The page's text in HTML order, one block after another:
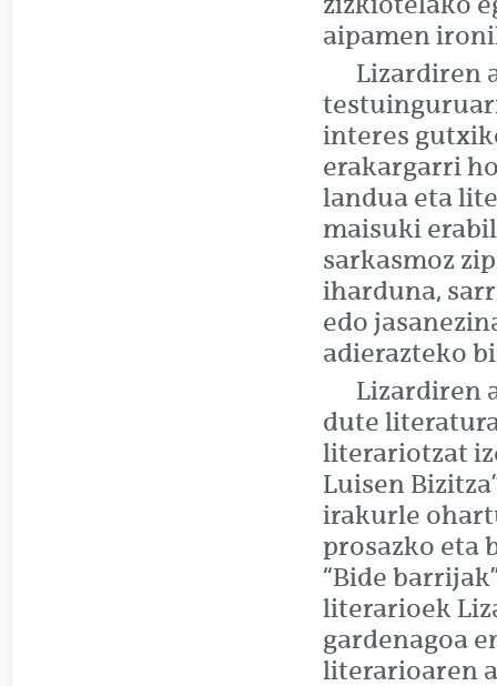
aipamen
Lizardiren
interes
erakargarri
landua eta
maisuki
sarkasmoz
iharduna,
edo
adierazteko
Lizardiren
dute
literariotzat
Luisen
irakurle
prosazko eta
“Bide
literarioek
gardenagoa
literarioaren